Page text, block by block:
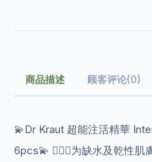
商品描述 顾客评论(0)
💫Dr Kraut 超能注活精華
6pcs💫 💁🏻‍♀️为缺水及乾性肌